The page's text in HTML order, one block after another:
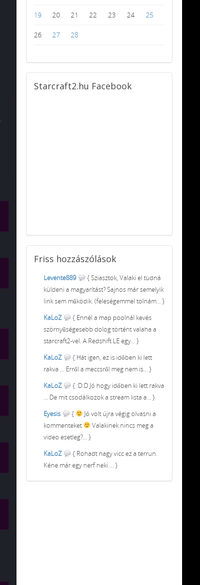
19 20 21 22 23 24 25
26 27 28
Starcraft2.hu Facebook
Friss hozzászólások
Levente889
{ Sziasztok, Valaki el tudná
küldeni a magyarítást? Sajnos már semelyik
link sem működik. (feleségemmel tolnám... }
KaLoZ
{ Ennél a map poolnál kevés
szörnyűségesebb dolog történt valaha a
starcraft2-vel. A Redshift LE egy... }
KaLoZ
{ Hát igen, ez is időben ki lett
rakva ... Erről a meccsről meg nem is... }
KaLoZ
{ :D:D Jó hogy időben ki lett rakva
... De mit csodálkozok a stream lista a... }
Eyesis
{
Jó volt újra végig olvasni a
kommenteket
Valakinek nincs meg a
video esetleg?... }
KaLoZ
{ Rohadt nagy vicc ez a terrun.
Kéne már egy nerf neki ... }